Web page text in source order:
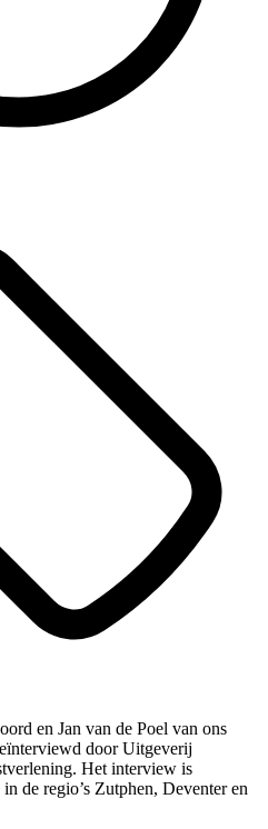
en Jan van de Poel van ons
door Uitgeverij
Het interview is
de regio’s Zutphen, Deventer en